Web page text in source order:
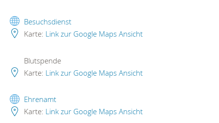
Besuchsdienst
Karte: Link zur Google Maps Ansicht
Blutspende
Karte: Link zur Google Maps Ansicht
Ehrenamt
Karte: Link zur Google Maps Ansicht